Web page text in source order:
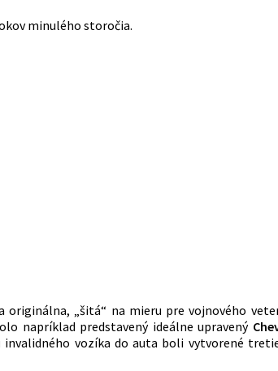
minulého storočia.
originálna, „šitá“ na mieru pre vojnového
napríklad predstavený ideálne upravený
vozíka do auta boli vytvorené